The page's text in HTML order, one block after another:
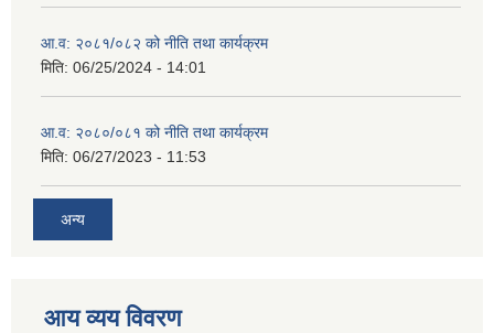
आ.व: २०८१/०८२ को नीति तथा कार्यक्रम
मिति: 06/25/2024 - 14:01
आ.व: २०८०/०८१ को नीति तथा कार्यक्रम
मिति: 06/27/2023 - 11:53
अन्य
आय व्यय विवरण